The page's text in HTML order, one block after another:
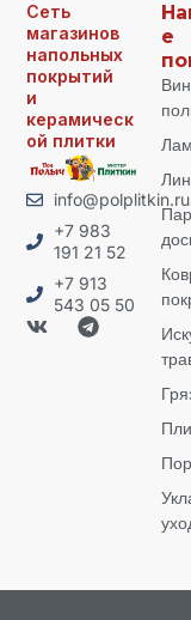
Сеть
магазинов
напольных
покрытий
и
керамическ
ой плитки
info@polplitkin.ru
+7 983
191 21 52
+7 913
543 05 50
е